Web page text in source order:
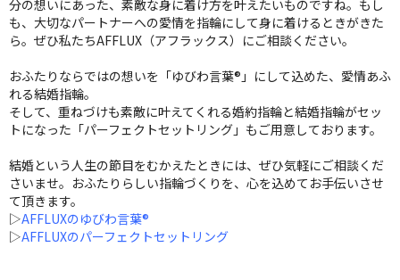
分の想いにあった、素敵な身に着け方を叶えたいものですね。もし
も、大切なパートナーへの愛情を指輪にして身に着けるときがきた
ら。ぜひ私たちAFFLUX（アフラックス）にご相談ください。
おふたりならではの想いを「ゆびわ言葉®」にして込めた、愛情あふ
れる結婚指輪。
そして、重ねづけも素敵に叶えてくれる婚約指輪と結婚指輪がセッ
トになった「パーフェクトセットリング」もご用意しております。
結婚という人生の節目をむかえたときには、ぜひ気軽にご相談くだ
さいませ。おふたりらしい指輪づくりを、心を込めてお手伝いさせ
て頂きます。
▷AFFLUXのゆびわ言葉®
▷AFFLUXのパーフェクトセットリング